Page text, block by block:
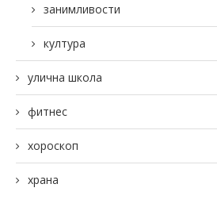
занимливости
култура
улична школа
фитнес
хороскоп
храна